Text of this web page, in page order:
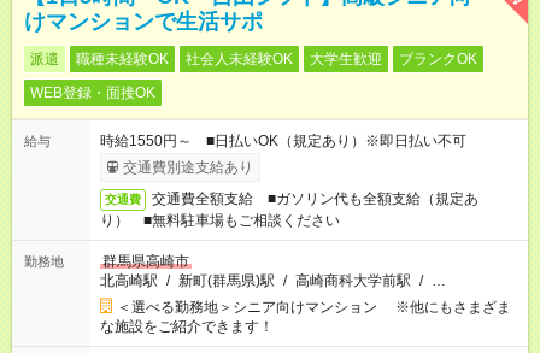
けマンションで生活サポ
派遣 職種未経験OK 社会人未経験OK 大学生歓迎
ブランクOK
WEB登録・面接OK
給与
時給1550円～ ■日払いOK（規定あり）※即日払い不可
交通費別途支給あり
交通費
交通費全額支給 ■ガソリン代も全額支給（規定あ
り） ■無料駐車場もご相談ください
勤務地
群馬県高崎市
北高崎駅 / 新町(群馬県)駅 / 高崎商科大学前駅 / …
＜選べる勤務地＞シニア向けマンション ※他にもさまざま
な施設をご紹介できます！